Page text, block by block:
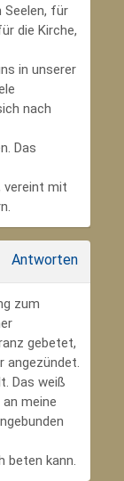
Seelen, für
die Kirche,
in unserer
nach
Das
vereint mit
Antworten
zum
gebetet,
angezündet.
Das weiß
meine
beten kann.